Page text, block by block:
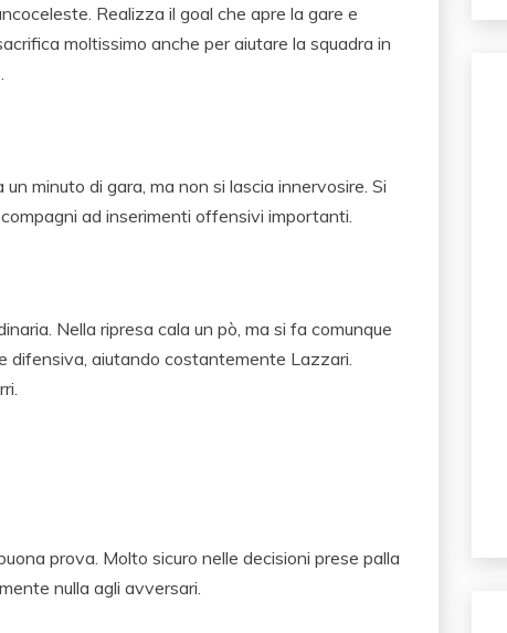
Realizza il goal che apre la gare e
moltissimo anche per aiutare la squadra in
minuto di gara, ma non si lascia innervosire. Si
ad inserimenti offensivi importanti.
Nella ripresa cala un pò, ma si fa comunque
difensiva, aiutando costantemente Lazzari.
prova. Molto sicuro nelle decisioni prese palla
nulla agli avversari.